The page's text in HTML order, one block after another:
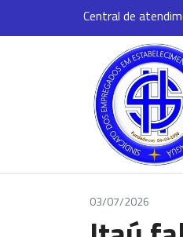
Central de
03/07/2026